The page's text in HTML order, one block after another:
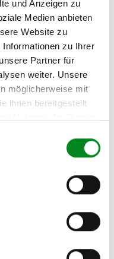
und Anzeigen zu
Medien anbieten
Website zu
zu Ihrer
Partner für
weiter. Unsere
möglicherweise mit
ihnen bereitgestellt
Sie auch unseren